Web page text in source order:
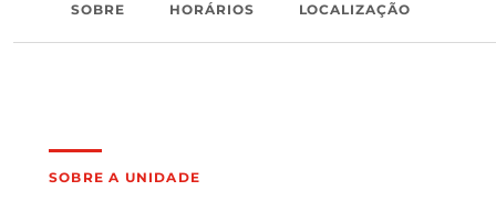
SOBRE HORÁRIOS LOCALIZAÇÃO
SOBRE A UNIDADE